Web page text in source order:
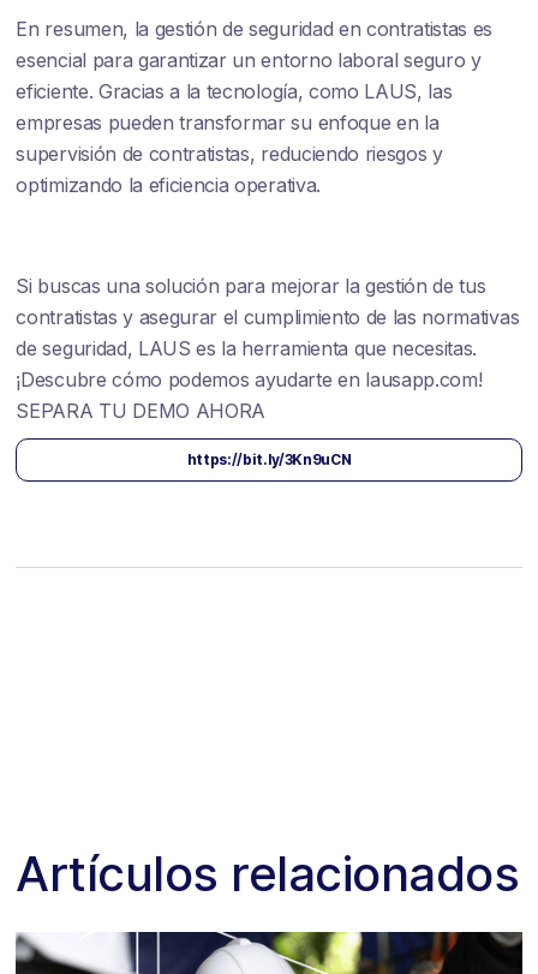
En resumen, la gestión de seguridad en contratistas es
esencial para garantizar un entorno laboral seguro y
eficiente. Gracias a la tecnología, como LAUS, las
empresas pueden transformar su enfoque en la
supervisión de contratistas, reduciendo riesgos y
optimizando la eficiencia operativa.
Si buscas una solución para mejorar la gestión de tus
contratistas y asegurar el cumplimiento de las normativas
de seguridad, LAUS es la herramienta que necesitas.
¡Descubre cómo podemos ayudarte en lausapp.com!
SEPARA TU DEMO AHORA
https://bit.ly/3Kn9uCN
Artículos relacionados